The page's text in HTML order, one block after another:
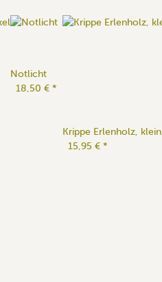
Notlicht
18,50 € *
Krippe Erlenholz, klein
15,95 € *